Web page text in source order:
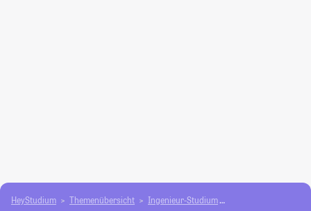
HeyStudium Themenübersicht Ingenieur-Studium